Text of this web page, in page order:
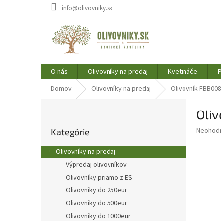
na
info@olivovniky.sk
O nás Olivovníky na predaj Kvetináče
Domov
Olivovníky na predaj Olivovník FBB008
ý
p
kategórie
Kategórie
Olivovníky na predaj
Výpredaj olivovníkov
Olivovníky priamo z ES
Olivovníky do 250eur
Olivovníky do 500eur
Olivovníky do 1000eur